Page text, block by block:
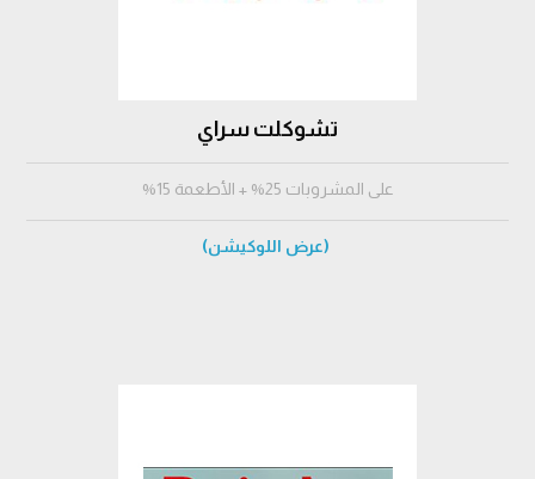
تشوكلت سراي
على المشروبات 25% + الأطعمة 15%
(عرض اللوكيشن)